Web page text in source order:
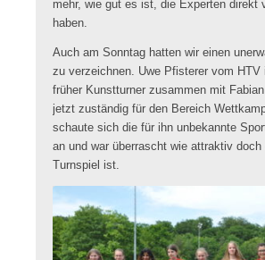
mehr, wie gut es ist, die Experten direkt
haben.
Auch am Sonntag hatten wir einen
zu verzeichnen. Uwe Pfisterer vom HTV
früher Kunstturner zusammen mit Fabian
jetzt zuständig für den Bereich
schaute sich die für ihn unbekannte
an und war überrascht wie attraktiv doch
Turnspiel ist.